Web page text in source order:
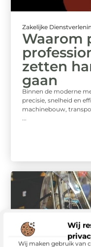
Wij
Wij maken gebruik van
Zakelijke
Waarom
zetten
gaan
Binnen de moderne
precisie, snelheid en
machinebouw,
...